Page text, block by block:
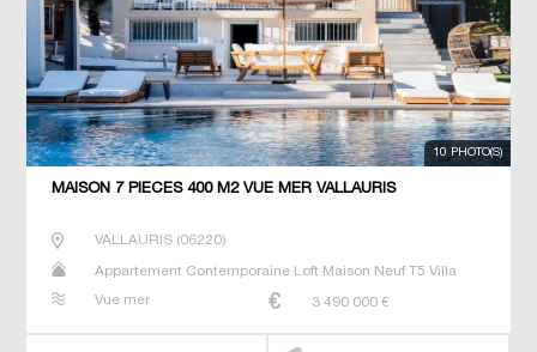
10 PHOTO(S)
MAISON 7 PIECES 400 M2 VUE MER VALLAURIS
VALLAURIS(06220)
Appartement Contemporaine Loft Maison Neuf T5 Villa
Vue mer 3 490 000 €